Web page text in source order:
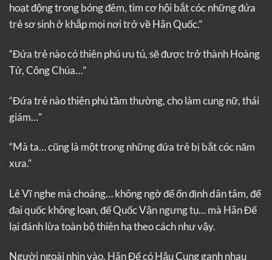
hoạt động trong bóng đêm, tìm cơ hội bắt cóc những đứa
trẻ sơ sinh ở khắp mọi nơi trở về Hãn Quốc.”
“Đứa trẻ nào có thiên phú ưu tú, sẽ được trở thành Hoàng
Tử, Công Chúa…”
“Đứa trẻ nào thiên phú tầm thường, cho làm cung nữ, thái
giám…”
“Mà ta… cũng là một trong những đứa trẻ bị bắt cóc năm
xưa.”
Lê Vĩ nghe mà choáng… không ngờ để ổn định dân tâm, để
đại quốc không loạn, để Quốc Vận ngưng tụ… mà Hãn Đế
lại đánh lừa toàn bộ thiên hạ theo cách như vậy.
Người ngoài nhìn vào, Hãn Đế có Hậu Cung ganh nhau